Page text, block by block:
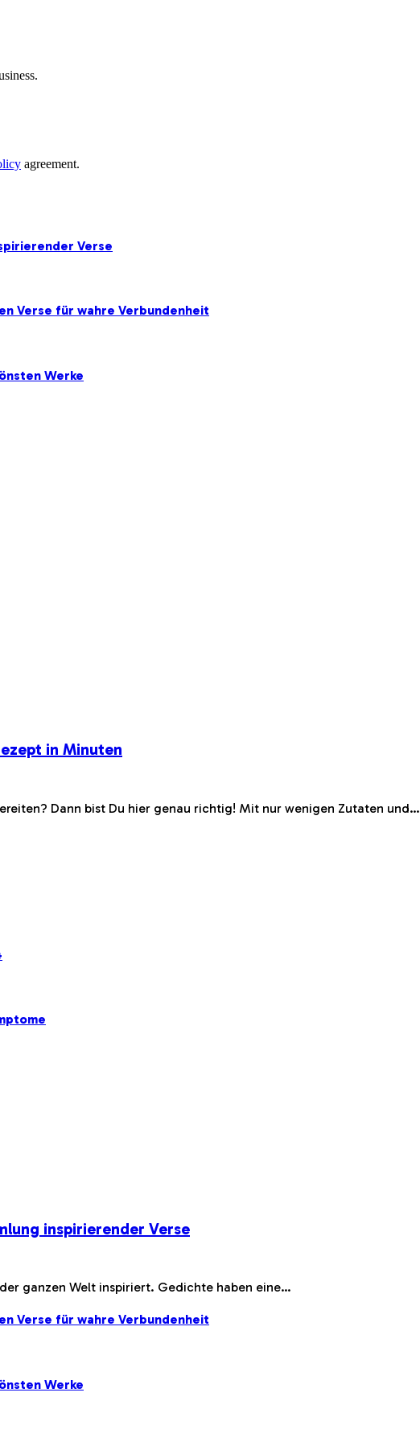
agreement.
Verse
Verse für wahre Verbundenheit
Werke
in Minuten
Dann bist Du hier genau richtig! Mit nur wenigen Zutaten und…
inspirierender Verse
ganzen Welt inspiriert. Gedichte haben eine…
Verse für wahre Verbundenheit
Werke